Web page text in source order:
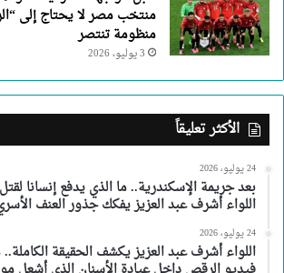
منتخب مصر لا يحتاج إلى
منظومة تنتصر
3 يوليو، 2026
الأكثر تعليقاً
24 يوليو، 2026
بعد جريمة الإسكندرية.. ما الذي يدفع إنسانا
اللواء أشرف عبد العزيز يفكك جذور العنف
24 يوليو، 2026
اللواء أشرف عبد العزيز يكشف الحقيقة